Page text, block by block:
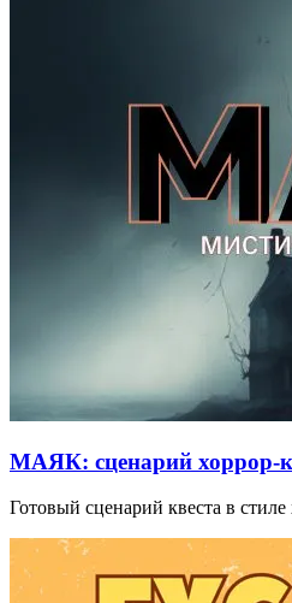
МАЯК: сценарий хоррор-
Готовый сценарий квеста в